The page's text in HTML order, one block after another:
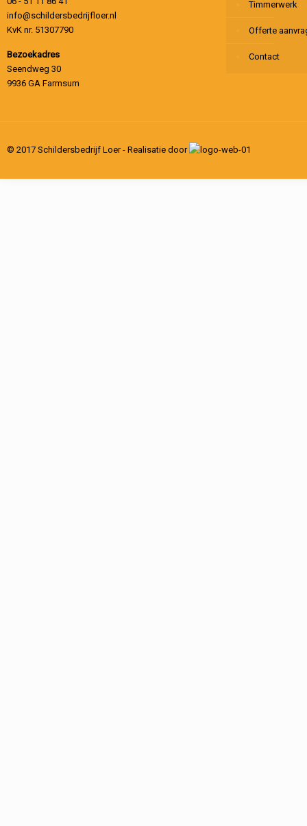
info@schildersbedrijfloer.nl
KvK nr. 51307790
Bezoekadres
Seendweg 30
9936 GA Farmsum
Timmerwerk
Offerte
Contact
© 2017 Schildersbedrijf Loer - Realisatie door